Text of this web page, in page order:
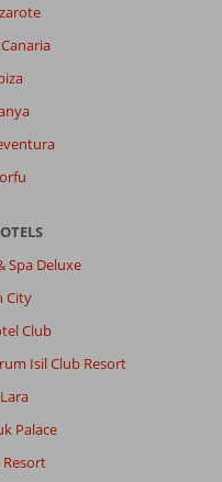
Spa Deluxe
City
Club
Isil Club Resort
Palace